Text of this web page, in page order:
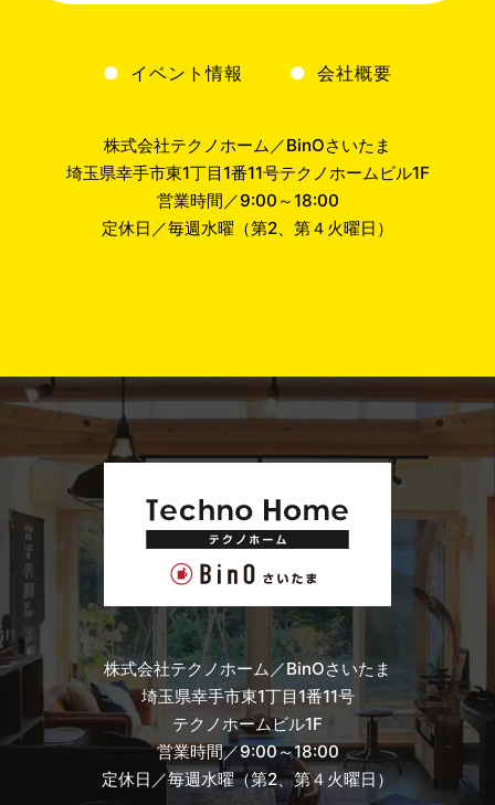
イベント情報 会社概要
株式会社テクノホーム／BinOさいたま
埼玉県幸手市東1丁目1番11号テクノホームビル1F
営業時間／9:00～18:00
定休日／毎週水曜（第2、第４火曜日）
株式会社テクノホーム／BinOさいたま
埼玉県幸手市東1丁目1番11号
テクノホームビル1F
営業時間／9:00～18:00
定休日／毎週水曜（第2、第４火曜日）